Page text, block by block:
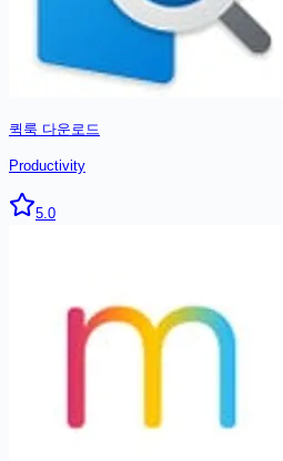
퀵룩 다운로드
Productivity
5.0